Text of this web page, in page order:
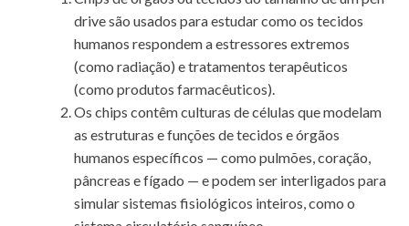
drive são usados ​​para estudar como os tecidos
humanos respondem a estressores extremos
(como radiação) e tratamentos terapêuticos
(como produtos farmacêuticos).
Os chips contêm culturas de células que modelam
as estruturas e funções de tecidos e órgãos
humanos específicos — como pulmões, coração,
pâncreas e fígado — e podem ser interligados para
simular sistemas fisiológicos inteiros, como o